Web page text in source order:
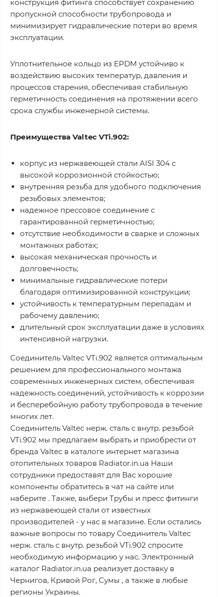
конструкция фитинга способствует сохранению
пропускной способности трубопровода и
минимизирует гидравлические потери во время
эксплуатации.
Уплотнительное кольцо из EPDM устойчиво к
воздействию высоких температур, давления и
процессов старения, обеспечивая стабильную
герметичность соединения на протяжении всего
срока службы инженерной системы.
Преимущества Valtec VTi.902:
корпус из нержавеющей стали AISI 304 с
высокой коррозионной стойкостью;
внутренняя резьба для удобного подключения
резьбовых элементов;
надежное прессовое соединение с
гарантированной герметичностью;
отсутствие необходимости в сварке и сложных
монтажных работах;
высокая механическая прочность и
долговечность;
минимальные гидравлические потери
благодаря оптимизированной конструкции;
устойчивость к температурным перепадам и
рабочему давлению;
длительный срок эксплуатации даже в условиях
интенсивной нагрузки.
Соединитель Valtec VTi.902 является оптимальным
решением для профессионального монтажа
современных инженерных систем, обеспечивая
надежность соединений, устойчивость к коррозии
и бесперебойную работу трубопровода в течение
многих лет.
Соединитель Valtec нерж. сталь с внутр. резьбой
VTi.902 мы предлагаем выбрать и приобрести от
бренда Valtec в каталоге интернет магазина
отопительных товаров Radiator.in.ua Наши
сотрудники предоставят для Вас хорошие
компоненты обратитесь в чат на сайте или
наберите . Также, выбери Трубы и пресс фитинги
из нержавеющей стали от известных
производителей - у нас в магазине. Если остались
важные вопросы по товару Соединитель Valtec
нерж. сталь с внутр. резьбой VTi.902 спросите
необходимую информацию у нас. Электронный
каталог Radiator.in.ua реализует доставку в
Чернигов, Кривой Рог, Сумы , а также в любые
регионы Украины.